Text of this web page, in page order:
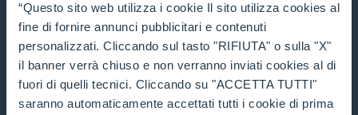
“Questo sito web utilizza i cookie Il sito utilizza cookies al
fine di fornire annunci pubblicitari e contenuti
personalizzati. Cliccando sul tasto "RIFIUTA" o sulla "X"
il banner verrà chiuso e non verranno inviati cookies al di
fuori di quelli tecnici. Cliccando su "ACCETTA TUTTI"
saranno automaticamente accettati tutti i cookie di prima
P50.18
5000 18 136